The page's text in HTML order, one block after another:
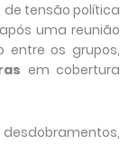
de tensão política
uma reunião
entre os grupos,
em cobertura